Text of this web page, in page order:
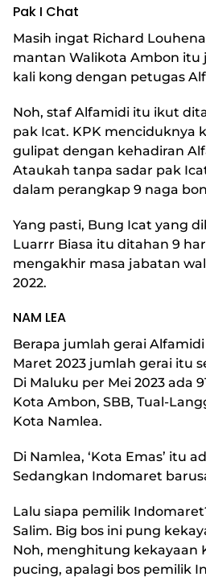
Pak I Chat
Masih ingat Richard
mantan Walikota Ambon itu
kali kong dengan petugas
Noh, staf Alfamidi itu ikut
pak Icat. KPK menciduknya
gulipat dengan kehadiran
Ataukah tanpa sadar pak
dalam perangkap 9 naga
Yang pasti, Bung Icat yang
Luarrr Biasa itu ditahan 9
mengakhir masa jabatan
2022.
NAM LEA
Berapa jumlah gerai
Maret 2023 jumlah gerai itu
Di Maluku per Mei 2023 ada
Kota Ambon, SBB, Tual-
Kota Namlea.
Di Namlea, ‘Kota Emas’ itu
Sedangkan Indomaret
Lalu siapa pemilik
Salim. Big bos ini pung
Noh, menghitung kekayaan
pucing, apalagi bos pemilik